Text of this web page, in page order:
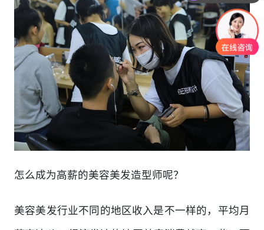
怎么成为高薪的美容美发造型师呢？
美容美发行业不同的地区收入是不一样的，平均月